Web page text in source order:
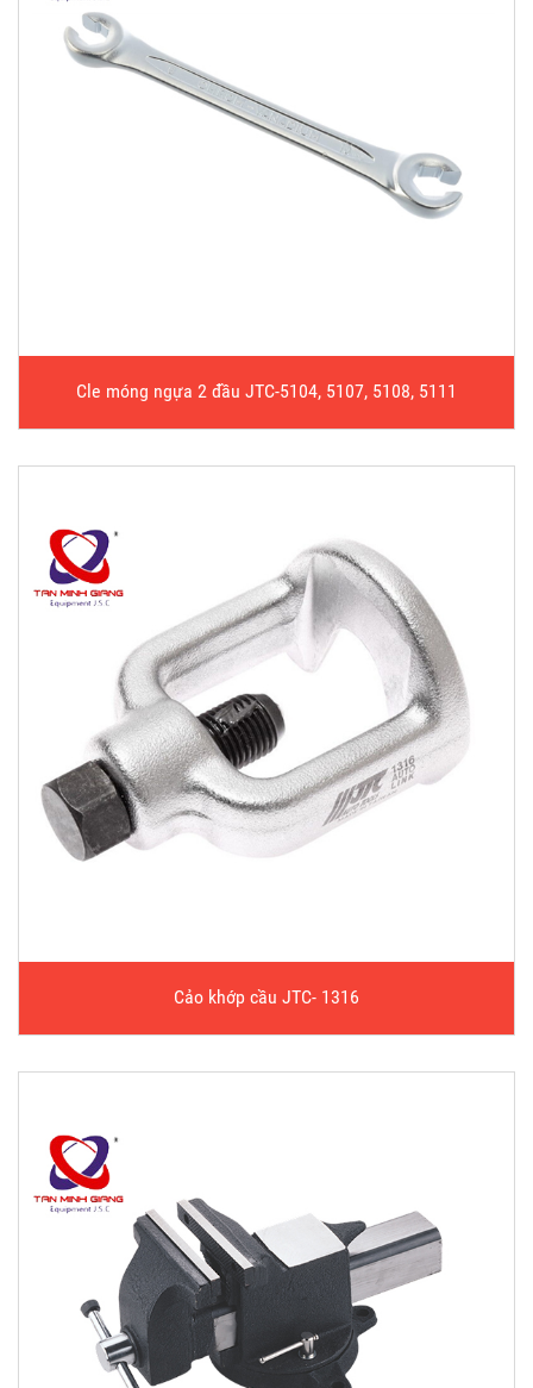
Cle móng ngựa 2 đầu JTC-5104, 5107, 5108, 5111
Cảo khớp cầu JTC- 1316